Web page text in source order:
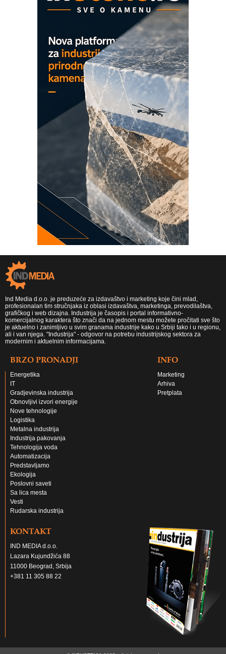
ROSA i SCHUNK podižu proizvodnju
Detekcija različitih oblika
Ind Media d.o.o. je preduzeće za izdavaštvo i marketing koje čini mlad,
profesionalan tim stručnjaka iz oblasi izdavaštva, marketinga, prevodilaštva,
grafičkog i web dizajna. Industrija je časopis i portal informativno-
komercijalnog karaktera što znači da na jednom mestu možete pročitati sve što
je aktuelno i zanimljivo u svim granama industrije kako u Srbiji tako i u regionu,
ali i van njega. "Industrija" - odgovor na potrebu industrijskog sektora za
modernim i aktuelnim informacijama.
BRZO PRONADJI
Energetika
IT
Gradjevinska industrija
Obnovljivi izvori energije
Nove tehnologije
Logistika
Metalna industrija
Industrija pakovanja
Tehnologija voda
Automatizacija
Predstavljamo
Ekologija
Poslovni saveti
Sa lica mesta
Vesti
Rudarska industrija
INFO
Marketing
Arhiva
Pretplata
KONTAKT
IND MEDIA d.o.o.
Lazara Kujundžića 88
11000 Beograd, Srbija
+381 11 305 88 22